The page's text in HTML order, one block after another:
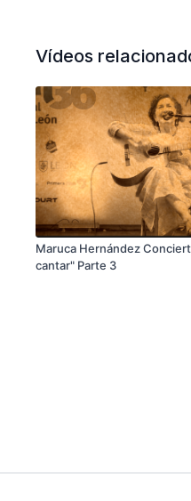
Vídeos
Maruca Hernández
cantar" Parte 3